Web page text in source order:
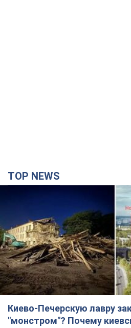
TOP NEWS
Киево-Печерскую лавру
"монстром"? Почему